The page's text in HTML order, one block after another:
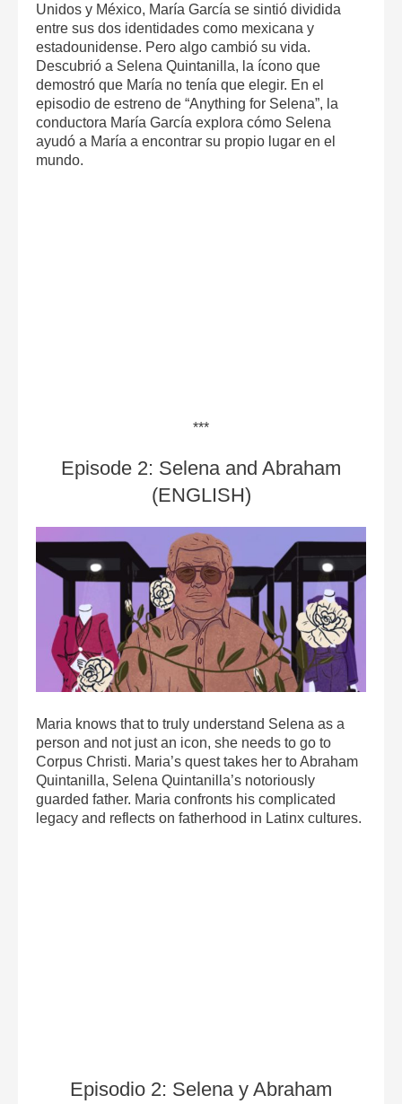
Unidos y México, María García se sintió dividida
entre sus dos identidades como mexicana y
estadounidense. Pero algo cambió su vida.
Descubrió a Selena Quintanilla, la ícono que
demostró que María no tenía que elegir. En el
episodio de estreno de “Anything for Selena”, la
conductora María García explora cómo Selena
ayudó a María a encontrar su propio lugar en el
mundo.
***
Episode 2: Selena and Abraham
(ENGLISH)
Maria knows that to truly understand Selena as a
person and not just an icon, she needs to go to
Corpus Christi. Maria’s quest takes her to Abraham
Quintanilla, Selena Quintanilla’s notoriously
guarded father. Maria confronts his complicated
legacy and reflects on fatherhood in Latinx cultures.
Episodio 2: Selena y Abraham